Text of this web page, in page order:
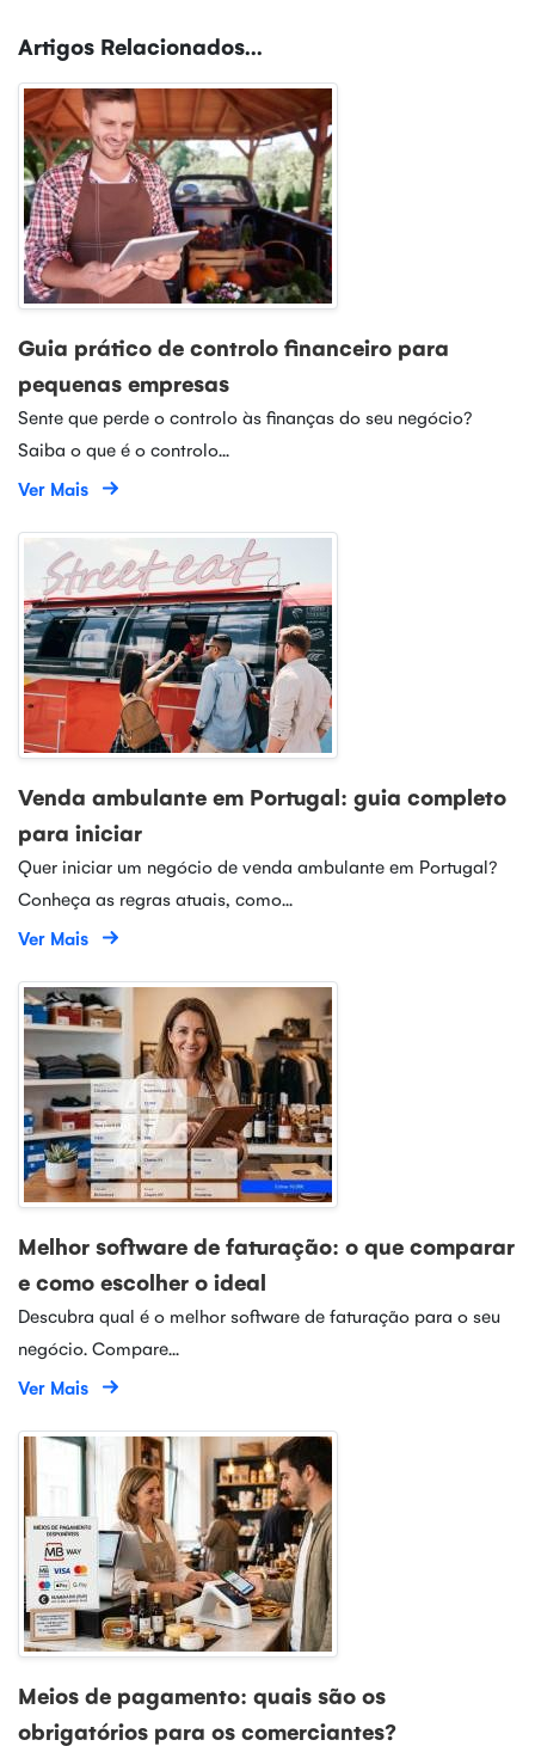
Artigos Relacionados...
Guia prático de controlo financeiro para
pequenas empresas
Sente que perde o controlo às finanças do seu negócio?
Saiba o que é o controlo...
Ver Mais
Venda ambulante em Portugal: guia completo
para iniciar
Quer iniciar um negócio de venda ambulante em Portugal?
Conheça as regras atuais, como...
Ver Mais
Melhor software de faturação: o que comparar
e como escolher o ideal
Descubra qual é o melhor software de faturação para o seu
negócio. Compare...
Ver Mais
Meios de pagamento: quais são os
obrigatórios para os comerciantes?